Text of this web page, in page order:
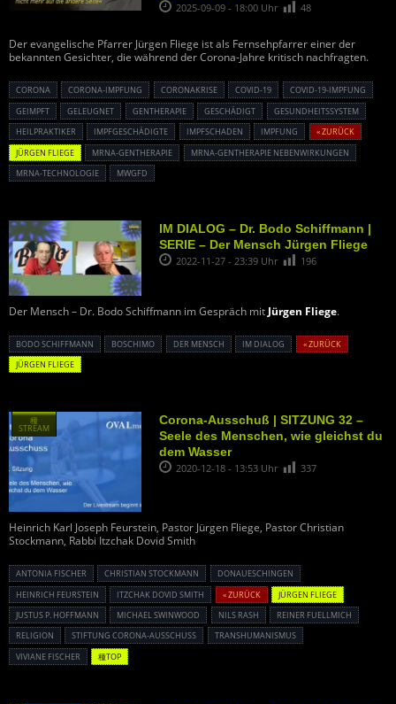
2025-09-09 - 18:00 Uhr 48
Der evangelische Pfarrer Jürgen Fliege ist als Fernsehpfarrer einer der
bekannten Gesichter, die während der Corona-Jahre kritisch nachfragten.
CORONA CORONA-IMPFUNG CORONAKRISE COVID-19
COVID-19-IMPFUNG
GEIMPFT
GELEUGNET GENTHERAPIE GESCHÄDIGT
GESUNDHEITSSYSTEM
HEILPRAKTIKER
IMPFGESCHÄDIGTE IMPFSCHADEN IMPFUNG
« ZURÜCK
JÜRGEN FLIEGE
MRNA-GENTHERAPIE
MRNA-GENTHERAPIE NEBENWIRKUNGEN
MRNA-TECHNOLOGIE
MWGFD
IM DIALOG – Dr. Bodo Schiffmann |
SERIE – Der Mensch Jürgen Fliege
2022-11-27 - 23:39 Uhr 196
Der Mensch – Dr. Bodo Schiffmann im Gespräch mit Jürgen Fliege.
BODO SCHIFFMANN BOSCHIMO DER MENSCH IM DIALOG
« ZURÜCK
JÜRGEN FLIEGE
Corona-Ausschuß | SITZUNG 32 –
Seele des Menschen, wie gleichst du
dem Wasser
2020-12-18 - 13:53 Uhr 337
Heinrich Karl Joseph Feurstein, Pastor Jürgen Fliege, Pastor Christian
Stockmann, Rabbi Itzchak Dovid Smith
ANTONIA FISCHER CHRISTIAN STOCKMANN
DONAUESCHINGEN
HEINRICH FEURSTEIN
ITZCHAK DOVID SMITH « ZURÜCK
JÜRGEN FLIEGE
JUSTUS P. HOFFMANN
MICHAEL SWINWOOD NILS RASH
REINER FUELLMICH
RELIGION
STIFTUNG CORONA-AUSSCHUSS
TRANSHUMANISMUS
VIVIANE FISCHER
種
STREAM
種TOP